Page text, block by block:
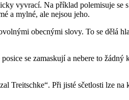
vyvrací. Na příklad polemisuje se
a mylné, ale nejsou jeho.
obecnými slovy. To se dělá
se zamaskují a nebere to žádný
Treitschke“. Při jisté sčetlosti lze na